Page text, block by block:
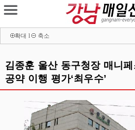
확대 l 축소
김종훈 울산 동구청장 매니
공약 이행 평가‘최우수’